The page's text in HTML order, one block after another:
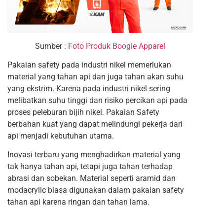
Sumber : Foto Produk Boogie Apparel
Pakaian safety pada industri nikel memerlukan
material yang tahan api dan juga tahan akan suhu
yang ekstrim. Karena pada industri nikel sering
melibatkan suhu tinggi dan risiko percikan api pada
proses peleburan bijih nikel. Pakaian Safety
berbahan kuat yang dapat melindungi pekerja dari
api menjadi kebutuhan utama.
Inovasi terbaru yang menghadirkan material yang
tak hanya tahan api, tetapi juga tahan terhadap
abrasi dan sobekan. Material seperti aramid dan
modacrylic biasa digunakan dalam pakaian safety
tahan api karena ringan dan tahan lama.